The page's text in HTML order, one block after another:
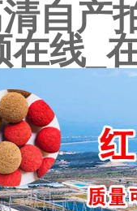
自产
在线_